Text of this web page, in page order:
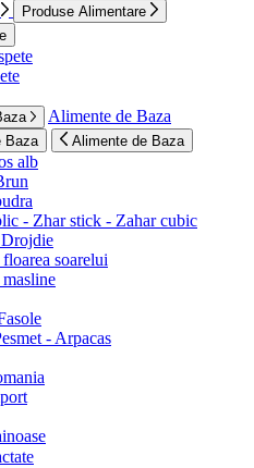
Produse Alimentare
Alimente de Baza
Baza Alimente de Baza
alb
- Zhar stick - Zahar cubic
soarelui
- Arpacas